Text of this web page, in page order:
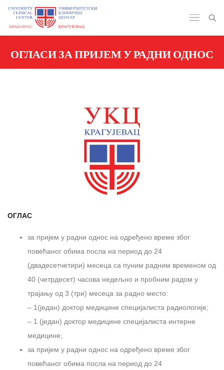
ОГЛАСИ ЗА ПРИЈЕМ У РАДНИ ОДНОС
ОГЛАС
за пријем у радни однос на одређено време због
повећаног обима посла на период до 24
(двадесетчетири) месеца са пуним радним временом од
40 (четрдесет) часова недељно и пробним радом у
трајању од 3 (три) месеца за радно место:
– 1(један) доктор медицине специјалиста радиологије;
– 1 (један) доктор медицине специјалиста интерне
медицине;
за пријем у радни однос на одређено време због
повећаног обима посла на период до 24